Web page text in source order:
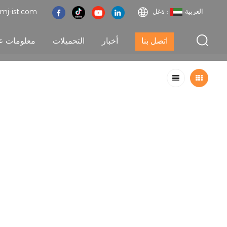
ةغل : العربية ist.com
معلومات التحميلات أخبار اتصل بنا